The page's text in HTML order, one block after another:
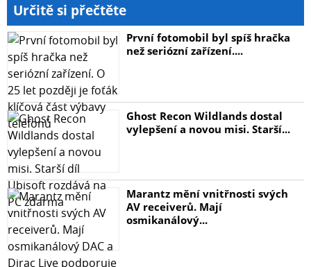
Určitě si přečtěte
První fotomobil byl spíš hračka
než seriózní zařízení....
Ghost Recon Wildlands dostal
vylepšení a novou misi. Starší...
Marantz mění vnitřnosti svých
AV receiverů. Mají
osmikanálový...